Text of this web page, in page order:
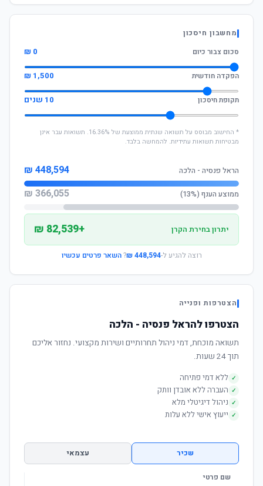
מחשבון חיסכון
סכום צבור כיום
0 ₪
הפקדה חודשית 1,500 ₪
תקופת חיסכון 10 שנים
* החישוב מבוסס על תשואה שנתית ממוצעת של 16.36%. תשואות עבר אינן
מבטיחות תשואות עתידיות. להמחשה בלבד.
הראל פנסיה - הלכה 448,594 ₪
ממוצע הענף (13%) 366,055 ₪
יתרון בחירת הקרן +82,539 ₪
רוצה להגיע ל-448,594 ₪
?השאר פרטים עכשיו
הצטרפות ופנייה
הצטרפו להראל פנסיה - הלכה
תשואה מוכחת, דמי ניהול תחרותיים ושירות מקצועי. נחזור אליכם
תוך 24 שעות.
✓ ללא דמי פתיחה
✓ העברה ללא אובדן וותק
✓ ניהול דיגיטלי מלא
✓ ייעוץ אישי ללא עלות
שכיר עצמאי
שם פרטי